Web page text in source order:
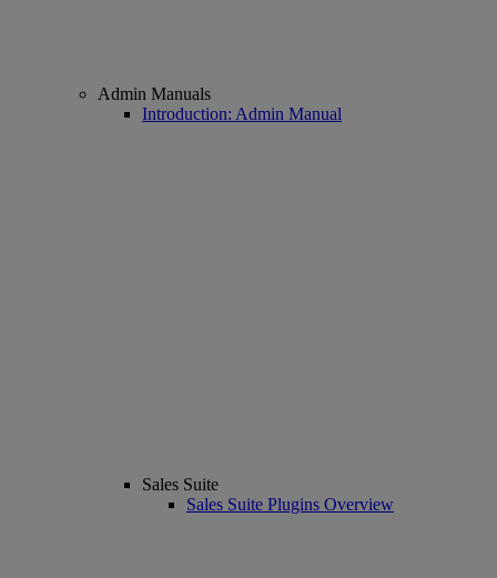
Admin Manuals
Introduction: Admin Manual
Sales Suite
Sales Suite Plugins Overview